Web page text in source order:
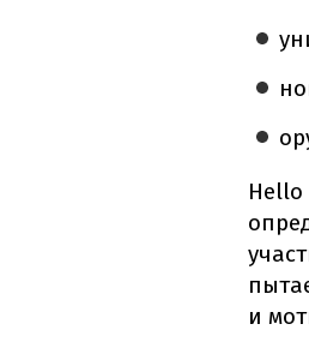
Hello
и